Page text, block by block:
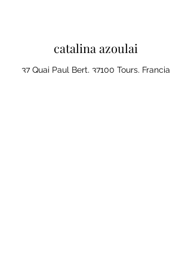
catalina azoulai
37 Quai Paul Bert, 37100 Tours, Francia